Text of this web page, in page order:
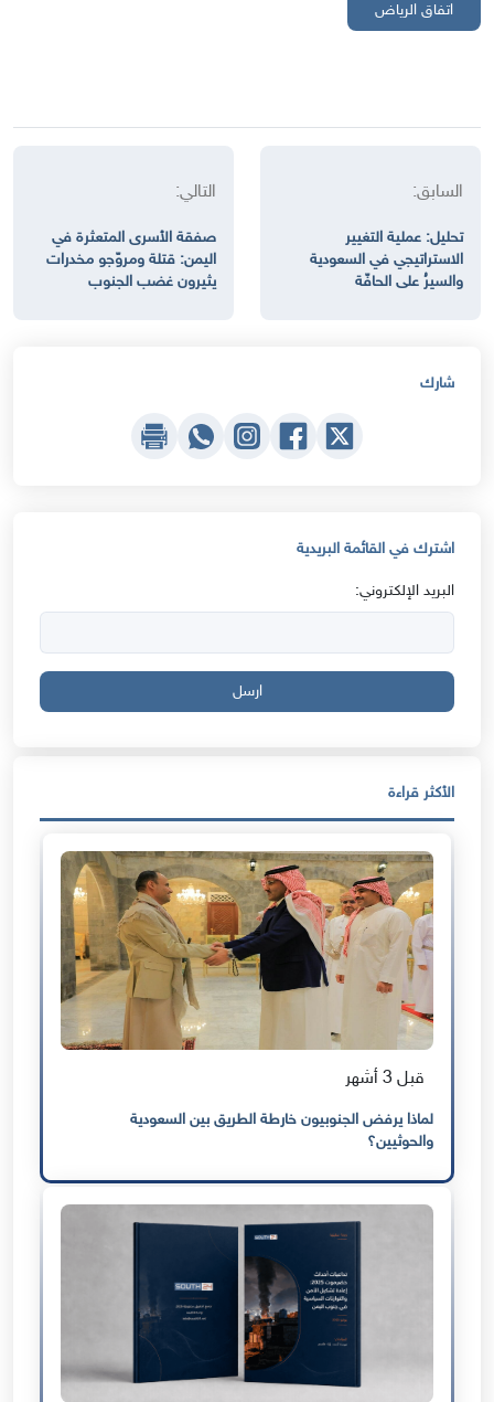
اتفاق الرياض
السابق:
تحليل: عملية التغيير
الاستراتيجي في السعودية
والسيرُ على الحافّة
التالي:
صفقة الأسرى المتعثرة في
اليمن: قتلة ومروّجو مخدرات
يثيرون غضب الجنوب
شارك
اشترك في القائمة البريدية
البريد الإلكتروني:
ارسل
الأكثر قراءة
قبل 3 أشهر
لماذا يرفض الجنوبيون خارطة الطريق بين السعودية
والحوثيين؟